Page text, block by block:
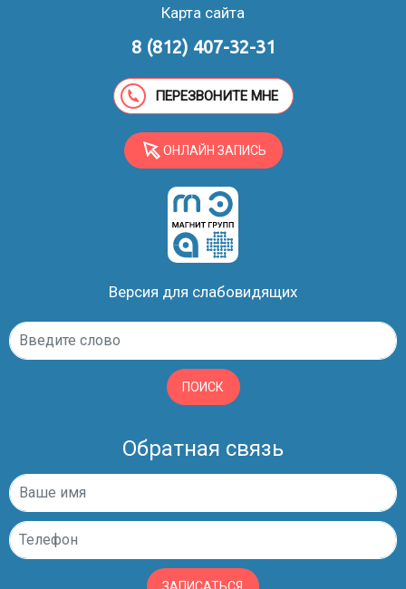
Карта сайта
8 (812) 407-32-31
ПЕРЕЗВОНИТЕ МНЕ
ОНЛАЙН ЗАПИСЬ
Версия для слабовидящих
ПОИСК
Обратная связь
ЗАПИСАТЬСЯ